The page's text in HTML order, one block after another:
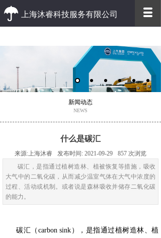
上海沐睿科技服务有限公司
优质的客户服务 高效的办事效率
新闻动态
NEWS
什么是碳汇
来源:上海沐睿 发布时间: 2021-09-29 857 次浏览
碳汇，是指通过植树造林、植被恢复等措施，吸收
大气中的二氧化碳，从而减少温室气体在大气中浓度的
过程、活动或机制。或者说是森林吸收并储存二氧化碳
的能力。
碳汇（carbon sink），是指通过植树造林、植